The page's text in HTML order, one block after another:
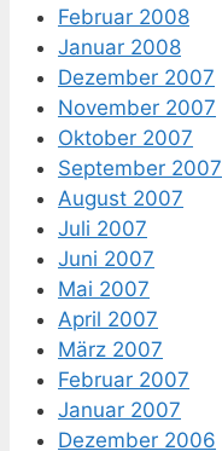
Februar 2008
Januar 2008
Dezember 2007
November 2007
Oktober 2007
September 2007
August 2007
Juli 2007
Juni 2007
Mai 2007
April 2007
März 2007
Februar 2007
Januar 2007
Dezember 2006